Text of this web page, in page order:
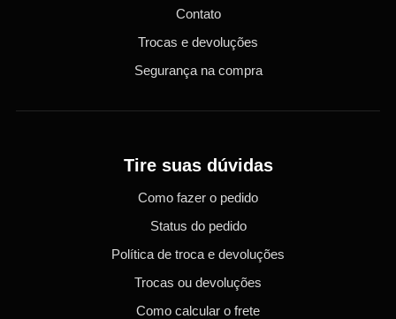
Contato
Trocas e devoluções
Segurança na compra
Tire suas dúvidas
Como fazer o pedido
Status do pedido
Política de troca e devoluções
Trocas ou devoluções
Como calcular o frete